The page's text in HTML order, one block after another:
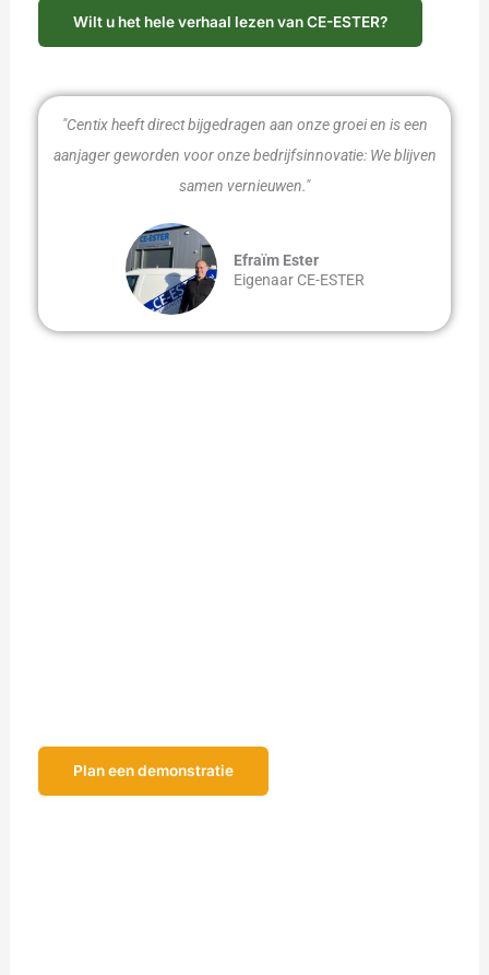
Wilt u het hele verhaal lezen van CE-ESTER?
"Centix heeft direct bijgedragen aan onze groei en is een
aanjager geworden voor onze bedrijfsinnovatie: We blijven
samen vernieuwen."
Efraïm Ester
Eigenaar CE-ESTER
Plan een demonstratie